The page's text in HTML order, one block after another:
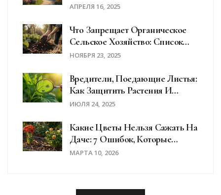
АПРЕЛЯ 16, 2025
Что Запрещает Органическое
Сельское Хозяйство: Список
Запрещённых Веществ И
НОЯБРЯ 23, 2025
Вредители, Поедающие Листья:
Как Защитить Растения И
Спасти Урожай
ИЮЛЯ 24, 2025
Какие Цветы Нельзя Сажать На
Даче: 7 Ошибок, Которые
Убивают Ваш Сад
МАРТА 10, 2026